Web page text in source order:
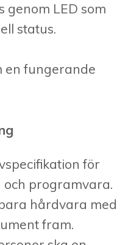
genom LED som
status.
en fungerande
för
programvara.
hårdvara med
fram.